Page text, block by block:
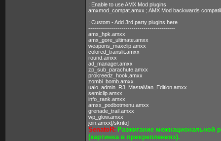
; Enable to use AMX Mod plugins
amxmod_compat.amxx ; AMX Mod backwards
; Custom - Add 3rd party plugins here
--------------------------------------------
amx_hpk.amxx
amx_gore_ultimate.amxx
weapons_maxclip.amxx
colored_translit.amxx
round.amxx
ad_manager.amxx
zp_sub_parachute.amxx
prokreedz_hook.amxx
zombi_bomb.amxx
uaio_admin_R3_MastaMan_Edition.amxx
semiclip.amxx
info_rank.amxx
amxx_podbotmenu.amxx
grenade_trail.amxx
wp_glow.amxx
join.amxx[/skrito]
SenatoR: Разжигание межнациональной
(картинка в прикреплениях).